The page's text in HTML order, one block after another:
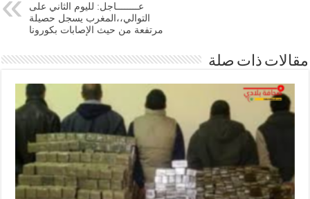
عــــــــاجل: لليوم الثاني على
التوالي،،المغرب يسجل حصيلة
مرتفعة من حيث الإصابات بكورونا
ذات صلة